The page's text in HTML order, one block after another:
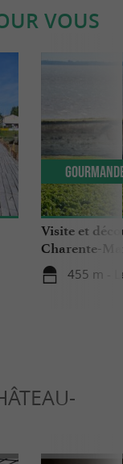
VOUS
Visite et
Charente-
455 m -